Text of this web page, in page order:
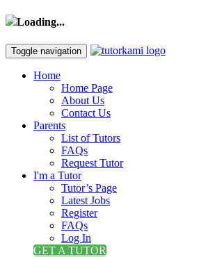
Loading...
Toggle navigation
Home
Home Page
About Us
Contact Us
Parents
List of Tutors
FAQs
Request Tutor
I'm a Tutor
Tutor’s Page
Latest Jobs
Register
FAQs
Log In
GET A TUTOR